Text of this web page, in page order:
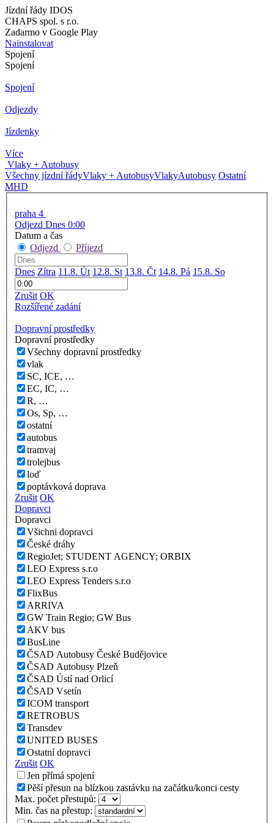
Jízdní řády IDOS
CHAPS spol. s r.o.
Zadarmo v Google Play
Nainstalovat
Spojení
Spojení
Spojení
Odjezdy
Jízdenky
Více
Vlaky + Autobusy
Všechny jízdní řádyVlaky + AutobusyVlakyAutobusy Ostatní
MHD
praha 4
Odjezd Dnes 0:00
Datum a čas
Odjezd
Příjezd
Dnes Zítra 11.8. Út 12.8. St 13.8. Čt 14.8. Pá 15.8. So
Zrušit OK
Rozšířené zadání
Dopravní prostředky
Dopravní prostředky
Všechny dopravní prostředky
vlak
SC, ICE, …
EC, IC, …
R, …
Os, Sp, …
ostatní
autobus
tramvaj
trolejbus
loď
poptávková doprava
Zrušit OK
Dopravci
Dopravci
Všichni dopravci
České dráhy
RegioJet; STUDENT AGENCY; ORBIX
LEO Express s.r.o
LEO Express Tenders s.r.o
FlixBus
ARRIVA
GW Train Regio; GW Bus
AKV bus
BusLine
ČSAD Autobusy České Budějovice
ČSAD Autobusy Plzeň
ČSAD Ústí nad Orlicí
ČSAD Vsetín
ICOM transport
RETROBUS
Transdev
UNITED BUSES
Ostatní dopravci
Zrušit OK
Jen přímá spojení
Pěší přesun na blízkou zastávku na začátku/konci cesty
Max. počet přestupů:
Min. čas na přestup: